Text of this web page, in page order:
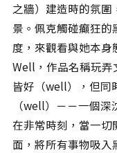
之牆）建造時的氛
景。佩克觸碰癲狂的
度，來觀看與她本
Well，作品名稱玩弄
皆好（well），但同
（well）－－一個
在非常時刻，當一切
面，將所有事物吸入